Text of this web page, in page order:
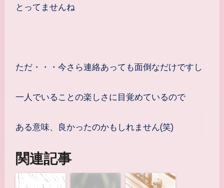
とってませんね
ただ・・・今さら連絡あっても面倒なだけですし
一人でいることの楽しさに目覚めているので
ある意味、良かったのかもしれません(笑)
関連記事